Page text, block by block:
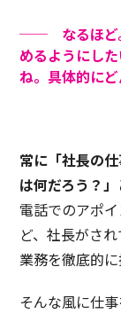
── なるほど
めるようにし
ね。具体的に
常に「社長の
は何だろう？
電話でのアポ
ど、社長がさ
業務を徹底的に
そんな風に仕